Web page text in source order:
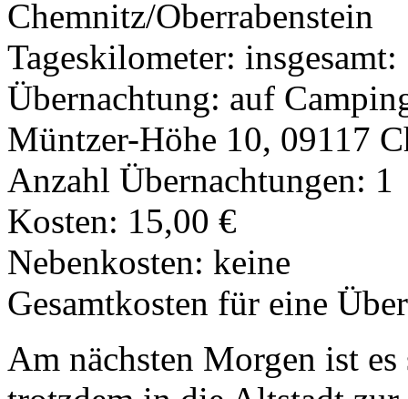
Chemnitz/Oberrabenstein
Tageskilometer:
Übernachtung: auf
Müntzer-Höhe 10, 09117
Anzahl Übernachtungen: 1
Kosten: 15,00 €
Nebenkosten: keine
Gesamtkosten für eine
Am nächsten Morgen ist